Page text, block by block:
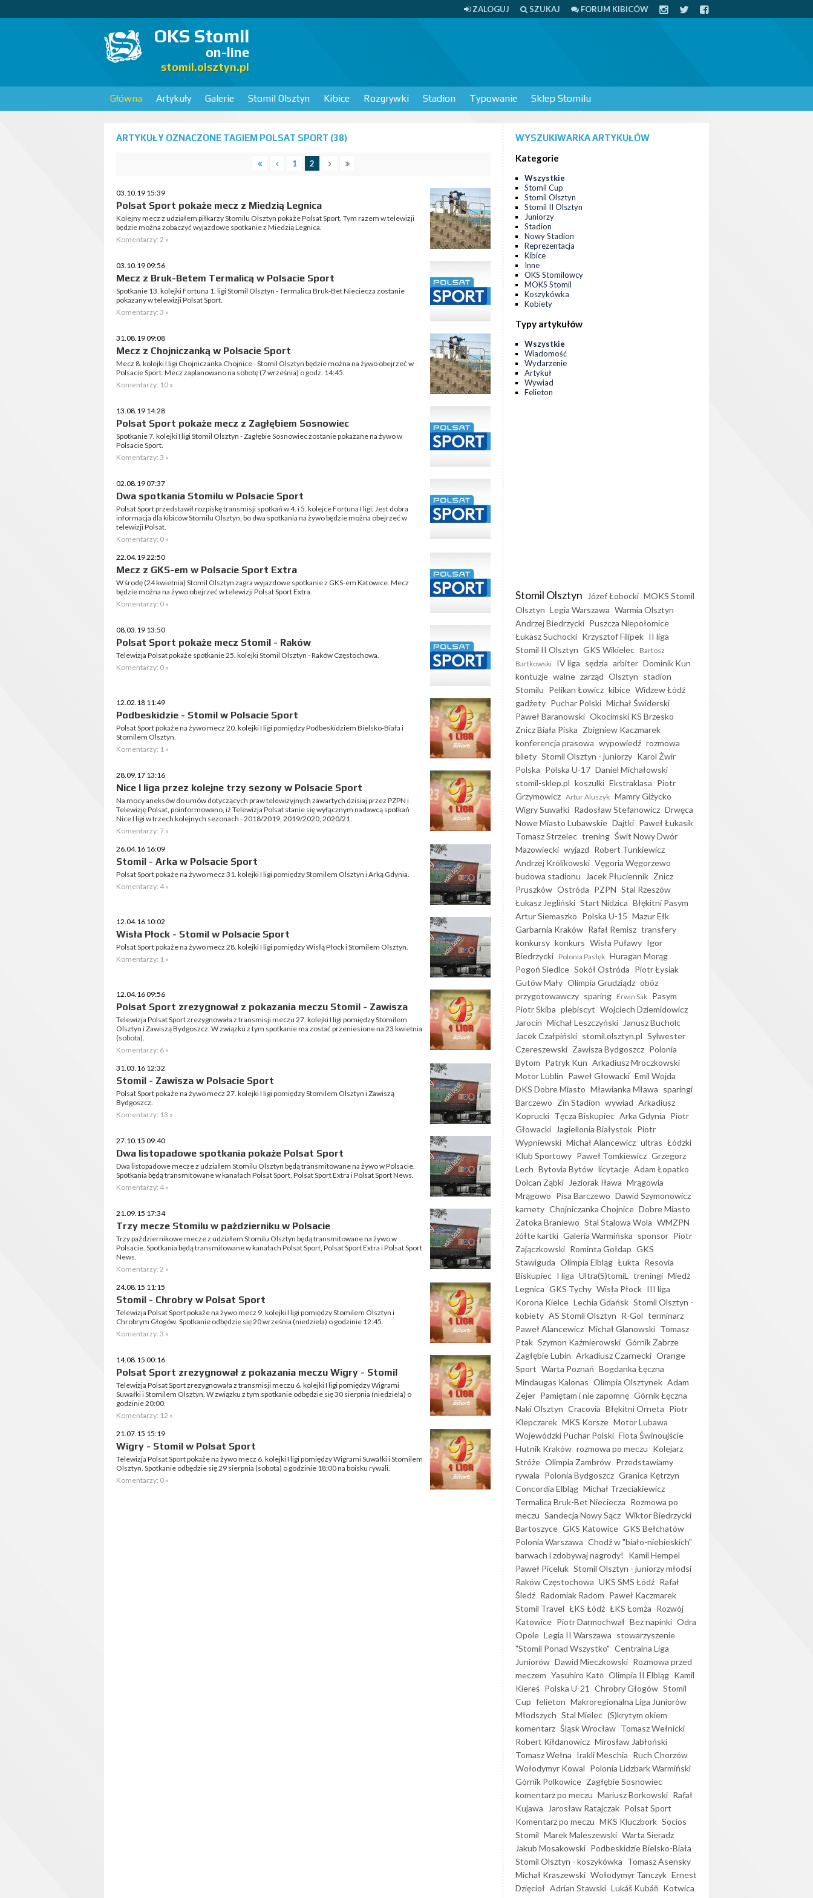
ZALOGUJ SZUKAJ FORUM KIBICÓW
OKS Stomil
on-line
stomil.olsztyn.pl
Główna Artykuły Galerie Stomil Olsztyn Kibice Rozgrywki Stadion Typowanie Sklep Stomilu
ARTYKUŁY OZNACZONE TAGIEM POLSAT SPORT (38)
1 2
03.10.19 15:39
Polsat Sport pokaże mecz z Miedzią Legnica
Kolejny mecz z udziałem piłkarzy Stomilu Olsztyn pokaże Polsat Sport. Tym razem w telewizji
będzie można zobaczyć wyjazdowe spotkanie z Miedzią Legnica.
Komentarzy: 2 »
03.10.19 09:56
Mecz z Bruk-Betem Termalicą w Polsacie Sport
Spotkanie 13. kolejki Fortuna 1. ligi Stomil Olsztyn - Termalica Bruk-Bet Nieciecza zostanie
pokazany w telewizji Polsat Sport.
Komentarzy: 3 »
31.08.19 09:08
Mecz z Chojniczanką w Polsacie Sport
Mecz 8. kolejki I ligi Chojniczanka Chojnice - Stomil Olsztyn będzie można na żywo obejrzeć w
Polsacie Sport. Mecz zaplanowano na sobotę (7 września) o godz. 14:45.
Komentarzy: 10 »
13.08.19 14:28
Polsat Sport pokaże mecz z Zagłębiem Sosnowiec
Spotkanie 7. kolejki I ligi Stomil Olsztyn - Zagłębie Sosnowiec zostanie pokazane na żywo w
Polsacie Sport.
Komentarzy: 3 »
02.08.19 07:37
Dwa spotkania Stomilu w Polsacie Sport
Polsat Sport przedstawił rozpiskę transmisji spotkań w 4. i 5. kolejce Fortuna I ligi. Jest dobra
informacja dla kibiców Stomilu Olsztyn, bo dwa spotkania na żywo będzie można obejrzeć w
telewizji Polsat.
Komentarzy: 0 »
22.04.19 22:50
Mecz z GKS-em w Polsacie Sport Extra
W środę (24 kwietnia) Stomil Olsztyn zagra wyjazdowe spotkanie z GKS-em Katowice. Mecz
będzie można na żywo obejrzeć w telewizji Polsat Sport Extra.
Komentarzy: 0 »
08.03.19 13:50
Polsat Sport pokaże mecz Stomil - Raków
Telewizja Polsat pokaże spotkanie 25. kolejki Stomil Olsztyn - Raków Częstochowa.
Komentarzy: 0 »
12.02.18 11:49
Podbeskidzie - Stomil w Polsacie Sport
Polsat Sport pokaże na żywo mecz 20. kolejki I ligi pomiędzy Podbeskidziem Bielsko-Biała i
Stomilem Olsztyn.
Komentarzy: 1 »
28.09.17 13:16
Nice I liga przez kolejne trzy sezony w Polsacie Sport
Na mocy aneksów do umów dotyczących praw telewizyjnych zawartych dzisiaj przez PZPN i
Telewizję Polsat, poinformowano, iż Telewizja Polsat stanie się wyłącznym nadawcą spotkań
Nice I ligi w trzech kolejnych sezonach - 2018/2019, 2019/2020, 2020/21.
Komentarzy: 7 »
26.04.16 16:09
Stomil - Arka w Polsacie Sport
Polsat Sport pokaże na żywo mecz 31. kolejki I ligi pomiędzy Stomilem Olsztyn i Arką Gdynia.
Komentarzy: 4 »
12.04.16 10:02
Wisła Płock - Stomil w Polsacie Sport
Polsat Sport pokaże na żywo mecz 28. kolejki I ligi pomiędzy Wisłą Płock i Stomilem Olsztyn.
Komentarzy: 1 »
12.04.16 09:56
Polsat Sport zrezygnował z pokazania meczu Stomil - Zawisza
Telewizja Polsat Sport zrezygnowała z transmisji meczu 27. kolejki I ligi pomiędzy Stomilem
Olsztyn i Zawiszą Bydgoszcz. W związku z tym spotkanie ma zostać przeniesione na 23 kwietnia
(sobota).
Komentarzy: 6 »
31.03.16 12:32
Stomil - Zawisza w Polsacie Sport
Polsat Sport pokaże na żywo mecz 27. kolejki I ligi pomiędzy Stomilem Olsztyn i Zawiszą
Bydgoszcz.
Komentarzy: 13 »
27.10.15 09:40
Dwa listopadowe spotkania pokaże Polsat Sport
Dwa listopadowe mecze z udziałem Stomilu Olsztyn będą transmitowane na żywo w Polsacie.
Spotkania będą transmitowane w kanałach Polsat Sport, Polsat Sport Extra i Polsat Sport News.
Komentarzy: 4 »
21.09.15 17:34
Trzy mecze Stomilu w październiku w Polsacie
Trzy październikowe mecze z udziałem Stomilu Olsztyn będą transmitowane na żywo w
Polsacie. Spotkania będą transmitowane w kanałach Polsat Sport, Polsat Sport Extra i Polsat Sport
News.
Komentarzy: 2 »
24.08.15 11:15
Stomil - Chrobry w Polsat Sport
Telewizja Polsat Sport pokaże na żywo mecz 9. kolejki I ligi pomiędzy Stomilem Olsztyn i
Chrobrym Głogów. Spotkanie odbędzie się 20 września (niedziela) o godzinie 12:45.
Komentarzy: 3 »
14.08.15 00:16
Polsat Sport zrezygnował z pokazania meczu Wigry - Stomil
Telewizja Polsat Sport zrezygnowała z transmisji meczu 6. kolejki I ligi pomiędzy Wigrami
Suwałki i Stomilem Olsztyn. W związku z tym spotkanie odbędzie się 30 sierpnia (niedziela) o
godzinie 20:00.
Komentarzy: 12 »
21.07.15 15:19
Wigry - Stomil w Polsat Sport
Telewizja Polsat Sport pokaże na żywo mecz 6. kolejki I ligi pomiędzy Wigrami Suwałki i Stomilem
Olsztyn. Spotkanie odbędzie się 29 sierpnia (sobota) o godzinie 18:00 na boisku rywali.
Komentarzy: 0 »
WYSZUKIWARKA ARTYKUŁÓW
Kategorie
Wszystkie
Stomil Cup
Stomil Olsztyn
Stomil II Olsztyn
Juniorzy
Stadion
Nowy Stadion
Reprezentacja
Kibice
Inne
OKS Stomilowcy
MOKS Stomil
Koszykówka
Kobiety
Typy artykułów
Wszystkie
Wiadomość
Wydarzenie
Artykuł
Wywiad
Felieton
Stomil Olsztyn Józef Łobocki MOKS Stomil
Olsztyn Legia Warszawa Warmia Olsztyn
Andrzej Biedrzycki Puszcza Niepołomice
Łukasz Suchocki Krzysztof Filipek II liga
Stomil II Olsztyn GKS Wikielec Bartosz
Bartkowski IV liga sędzia arbiter Dominik Kun
kontuzje walne zarząd Olsztyn stadion
Stomilu Pelikan Łowicz kibice Widzew Łódź
gadżety Puchar Polski Michał Świderski
Paweł Baranowski Okocimski KS Brzesko
Znicz Biała Piska Zbigniew Kaczmarek
konferencja prasowa wypowiedź rozmowa
bilety Stomil Olsztyn - juniorzy Karol Żwir
Polska Polska U-17 Daniel Michałowski
stomil-sklep.pl koszulki Ekstraklasa Piotr
Grzymowicz Artur Aluszyk Mamry Giżycko
Wigry Suwałki Radosław Stefanowicz Drwęca
Nowe Miasto Lubawskie Dajtki Paweł Łukasik
Tomasz Strzelec trening Świt Nowy Dwór
Mazowiecki wyjazd Robert Tunkiewicz
Andrzej Królikowski Vęgoria Węgorzewo
budowa stadionu
Jacek Płuciennik Znicz
Pruszków Ostróda PZPN Stal Rzeszów
Łukasz Jegliński Start Nidzica Błękitni Pasym
Artur Siemaszko Polska U-15 Mazur Ełk
Garbarnia Kraków Rafał Remisz transfery
konkursy konkurs Wisła Puławy Igor
Biedrzycki Polonia Pasłęk Huragan Morąg
Pogoń Siedlce Sokół Ostróda Piotr Łysiak
Gutów Mały Olimpia Grudziądz obóz
przygotowawczy sparing Erwin Sak Pasym
Piotr Skiba plebiscyt Wojciech Dziemidowicz
Jarocin Michał Leszczyński
Janusz Bucholc
Jacek Czałpiński stomil.olsztyn.pl Sylwester
Czereszewski Zawisza Bydgoszcz Polonia
Bytom Patryk Kun Arkadiusz Mroczkowski
Motor Lublin Paweł Głowacki Emil Wojda
DKS Dobre Miasto Mławianka Mława sparingi
Barczewo Zin Stadion wywiad Arkadiusz
Koprucki Tęcza Biskupiec Arka Gdynia Piotr
Głowacki
Jagiellonia Białystok Piotr
Wypniewski Michał Alancewicz ultras Łódzki
Klub Sportowy Paweł Tomkiewicz Grzegorz
Lech Bytovia Bytów licytacje Adam Łopatko
Dolcan Ząbki
Jeziorak Iława Mrągowia
Mrągowo Pisa Barczewo Dawid Szymonowicz
karnety Chojniczanka Chojnice Dobre Miasto
Zatoka Braniewo Stal Stalowa Wola WMZPN
żółte kartki Galeria Warmińska sponsor Piotr
Zajączkowski Rominta Gołdap GKS
Stawiguda Olimpia Elbląg Łukta Resovia
Biskupiec I liga Ultra(S)tomiL treningi Miedź
Legnica GKS Tychy Wisła Płock III liga
Korona Kielce Lechia Gdańsk Stomil Olsztyn -
kobiety AS Stomil Olsztyn R-Gol terminarz
Paweł Alancewicz Michał Glanowski Tomasz
Ptak Szymon Kaźmierowski Górnik Zabrze
Zagłębie Lubin Arkadiusz Czarnecki Orange
Sport Warta Poznań Bogdanka Łęczna
Mindaugas Kalonas Olimpia Olsztynek Adam
Zejer Pamiętam i nie zapomnę Górnik Łęczna
Naki Olsztyn Cracovia Błękitni Orneta Piotr
Klepczarek MKS Korsze Motor Lubawa
Wojewódzki Puchar Polski Flota Świnoujście
Hutnik Kraków rozmowa po meczu Kolejarz
Stróże Olimpia Zambrów Przedstawiamy
rywala Polonia Bydgoszcz Granica Kętrzyn
Concordia Elbląg Michał Trzeciakiewicz
Termalica Bruk-Bet Nieciecza Rozmowa po
meczu Sandecja Nowy Sącz Wiktor Biedrzycki
Bartoszyce GKS Katowice GKS Bełchatów
Polonia Warszawa Chodź w "biało-niebieskich"
barwach i zdobywaj nagrody!
Kamil Hempel
Paweł Piceluk Stomil Olsztyn - juniorzy młodsi
Raków Częstochowa UKS SMS Łódź Rafał
Śledź Radomiak Radom Paweł Kaczmarek
Stomil Travel ŁKS Łódź ŁKS Łomża Rozwój
Katowice Piotr Darmochwał Bez napinki Odra
Opole Legia II Warszawa stowarzyszenie
"Stomil Ponad Wszystko" Centralna Liga
Juniorów Dawid Mieczkowski Rozmowa przed
meczem Yasuhiro Katō Olimpia II Elbląg Kamil
Kiereś Polska U-21 Chrobry Głogów Stomil
Cup felieton Makroregionalna Liga Juniorów
Młodszych Stal Mielec (S)krytym okiem
komentarz Śląsk Wrocław Tomasz Wełnicki
Robert Kiłdanowicz Mirosław Jabłoński
Tomasz Wełna Irakli Meschia Ruch Chorzów
Wołodymyr Kowal Polonia Lidzbark Warmiński
Górnik Polkowice Zagłębie Sosnowiec
komentarz po meczu Mariusz Borkowski Rafał
Kujawa
Jarosław Ratajczak Polsat Sport
Komentarz po meczu MKS Kluczbork Socios
Stomil Marek Maleszewski Warta Sieradz
Jakub Mosakowski Podbeskidzie Bielsko-Biała
Stomil Olsztyn - koszykówka Tomasz Asensky
Michał Kraszewski Wołodymyr Tanczyk Ernest
Dzięcioł Adrian Stawski Lukáš Kubáň Kotwica